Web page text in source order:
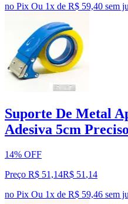
no Pix Ou 1x de R$ 59,40 sem
Suporte De Metal
Adesiva 5cm Preciso
14% OFF
Preço R$ 51,14R$ 51 ,14
no Pix Ou 1x de R$ 59,46 sem